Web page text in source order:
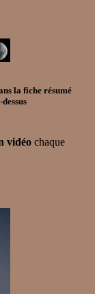
la fiche résumé
vidéochaque